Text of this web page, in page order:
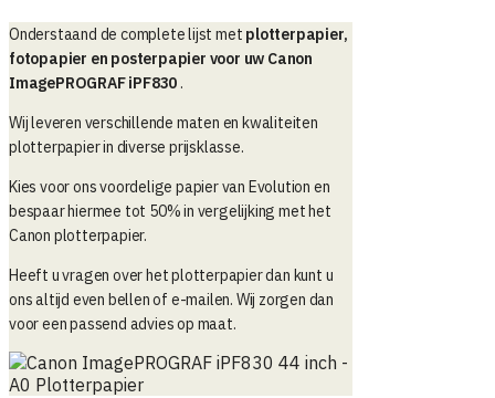
Onderstaand de complete lijst met plotterpapier,
fotopapier en posterpapier voor uw Canon
ImagePROGRAF iPF830 .
Wij leveren verschillende maten en kwaliteiten
plotterpapier in diverse prijsklasse.
Kies voor ons voordelige papier van Evolution en
bespaar hiermee tot 50% in vergelijking met het
Canon plotterpapier.
Heeft u vragen over het plotterpapier dan kunt u
ons altijd even bellen of e-mailen. Wij zorgen dan
voor een passend advies op maat.